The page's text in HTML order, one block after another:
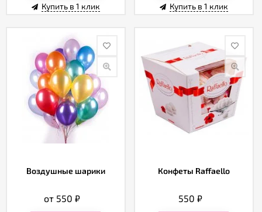
Купить в 1 клик Купить в 1 клик
Воздушные шарики
от 550₽
Конфеты Raffaello
550 ₽